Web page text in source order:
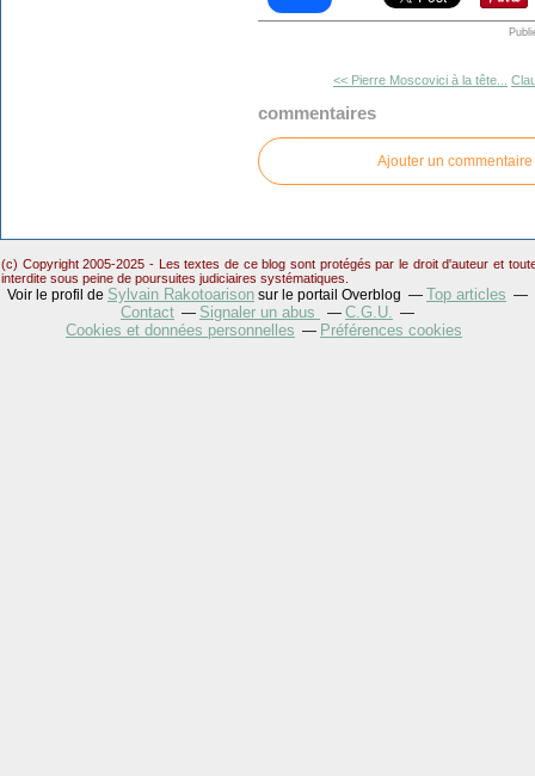
<< Pierre Moscovici à la tête...
commentaires
Ajouter un commentaire
(c) Copyright 2005-2025 - Les textes de ce blog sont protégés par le droit d'auteur et
interdite sous peine de poursuites judiciaires systématiques.
Voir le profil de Sylvain Rakotoarison sur le portail Overblog
Top articles
Contact
Signaler un abus
C.G.U.
Cookies et données personnelles
Préférences cookies